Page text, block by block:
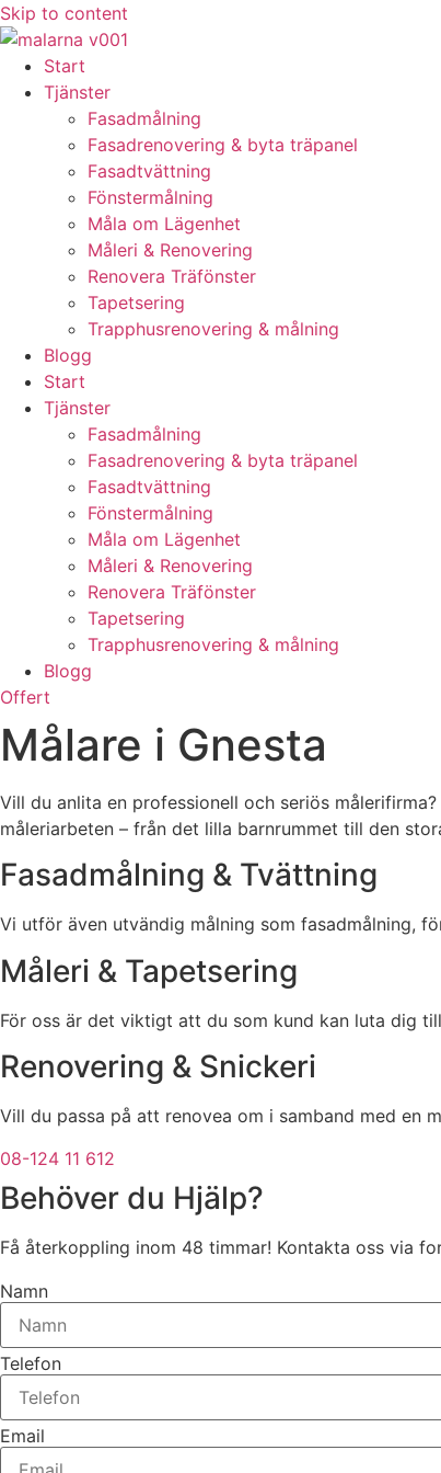
Skip to content
Start
Tjänster
Fasadmålning
Fasadrenovering & byta träpanel
Fasadtvättning
Fönstermålning
Måla om Lägenhet
Måleri & Renovering
Renovera Träfönster
Tapetsering
Trapphusrenovering & målning
Blogg
Start
Tjänster
Fasadmålning
Fasadrenovering & byta träpanel
Fasadtvättning
Fönstermålning
Måla om Lägenhet
Måleri & Renovering
Renovera Träfönster
Tapetsering
Trapphusrenovering & målning
Blogg
Offert
Målare i Gnesta
Vill du anlita en professionell och seriös
måleriarbeten – från det lilla barnrummet till den
Fasadmålning & Tvättning
Vi utför även utvändig målning som fasadmålning,
Måleri & Tapetsering
För oss är det viktigt att du som kund kan luta dig
Renovering & Snickeri
Vill du passa på att renovea om i samband med en
08-124 11 612
Behöver du Hjälp?
Få återkoppling inom 48 timmar! Kontakta oss via
Namn
Telefon
Email